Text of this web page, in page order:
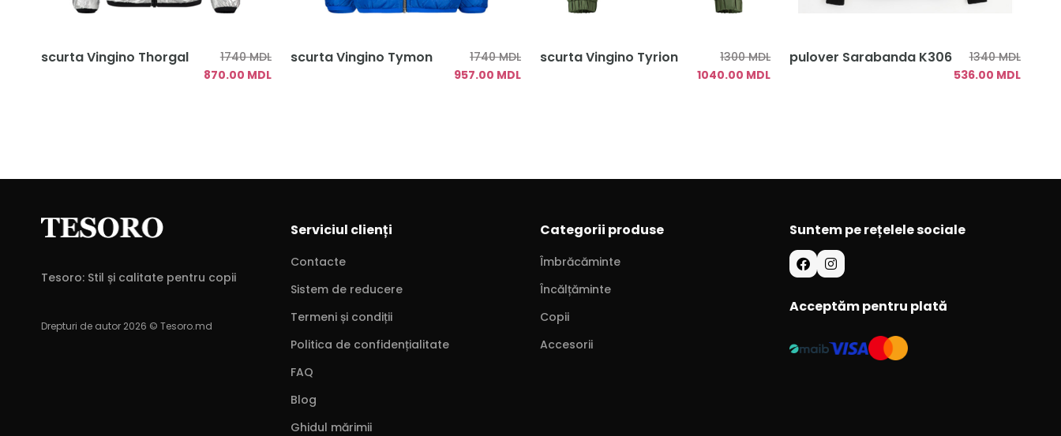
scurta Vingino Thorgal
1740 MDL
870.00 MDL
scurta Vingino Tymon
1740 MDL
957.00 MDL
scurta Vingino Tyrion
1300 MDL
1040.00 MDL
pulover Sarabanda K306
1340 MDL
536.00 MDL
Tesoro: Stil și calitate pentru copii
Drepturi de autor 2026 © Tesoro.md
Serviciul clienți
Contacte
Sistem de reducere
Termeni și condiții
Politica de confidențialitate
FAQ
Blog
Ghidul mărimii
Categorii produse
Îmbrăcăminte
Încălțăminte
Copii
Accesorii
Suntem pe rețelele sociale
Acceptăm pentru plată